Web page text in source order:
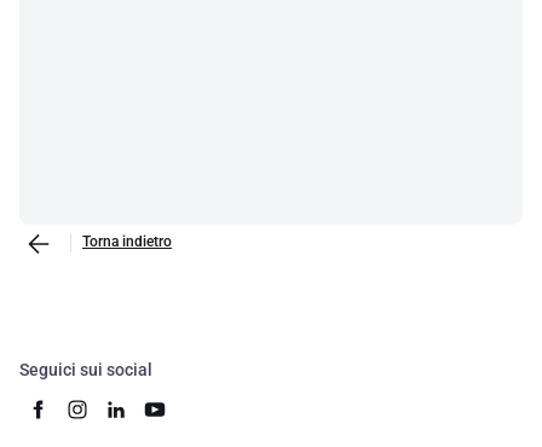
Torna indietro
Seguici sui social